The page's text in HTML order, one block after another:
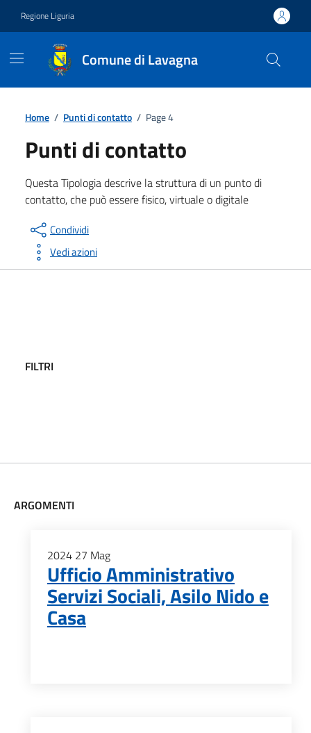
Regione Liguria
Comune di Lavagna
Home / Punti di contatto / Page 4
Punti di contatto
Questa Tipologia descrive la struttura di un punto di
contatto, che può essere fisico, virtuale o digitale
Condividi
Vedi azioni
FILTRI
ARGOMENTI
2024 27 Mag
Ufficio Amministrativo
Servizi Sociali, Asilo Nido e
Casa